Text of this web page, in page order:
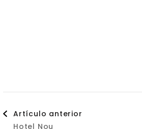
Navegación
Artículo anterior
Hotel Nou